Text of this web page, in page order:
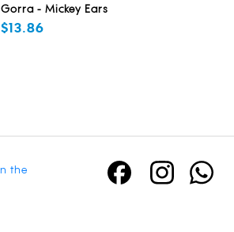
Gorra - Mickey Ears
$13.86